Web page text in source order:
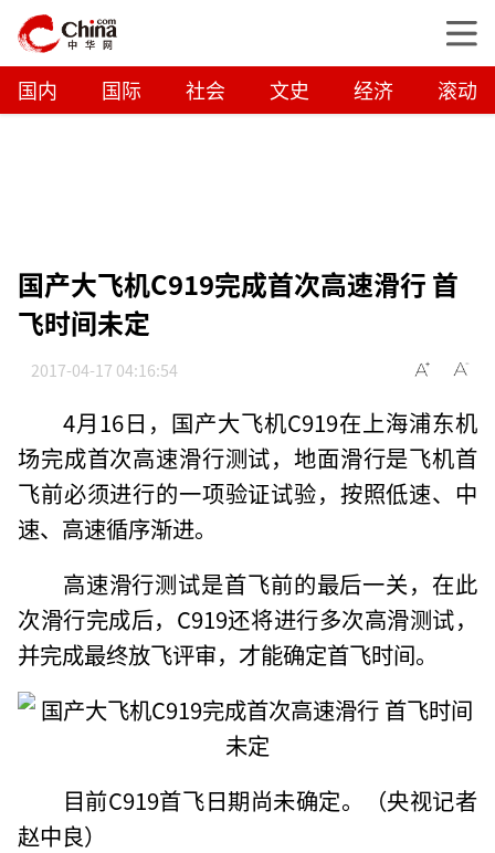
国内 国际 社会 文史 经济 滚动
国产大飞机C919完成首次高速滑行 首
飞时间未定
2017-04-17 04:16:54
4月16日，国产大飞机C919在上海浦东机
场完成首次高速滑行测试，地面滑行是飞机首
飞前必须进行的一项验证试验，按照低速、中
速、高速循序渐进。
高速滑行测试是首飞前的最后一关，在此
次滑行完成后，C919还将进行多次高滑测试，
并完成最终放飞评审，才能确定首飞时间。
目前C919首飞日期尚未确定。（央视记者
赵中良）